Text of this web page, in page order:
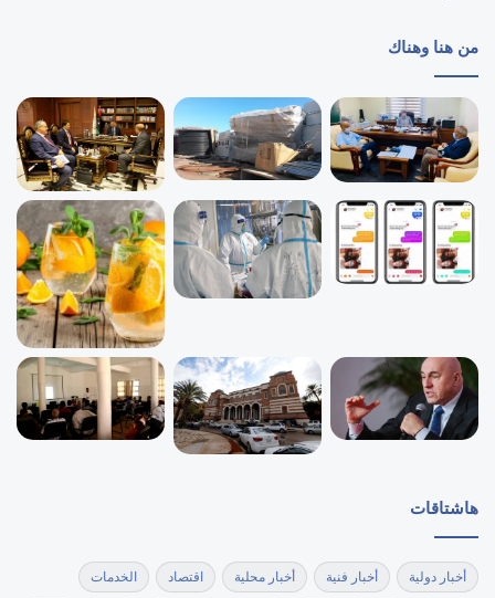
من هنا وهناك
هاشتاقات
أخبار دولية أخبار فنية أخبار محلية اقتصاد الخدمات